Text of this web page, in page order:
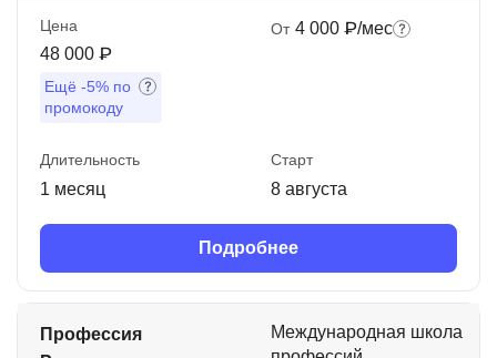
Цена
48 000 ₽
Ещё -5% по
промокоду
От 4 000 ₽/мес
Длительность
1 месяц
Старт
8 августа
Подробнее
Профессия
Международная школа